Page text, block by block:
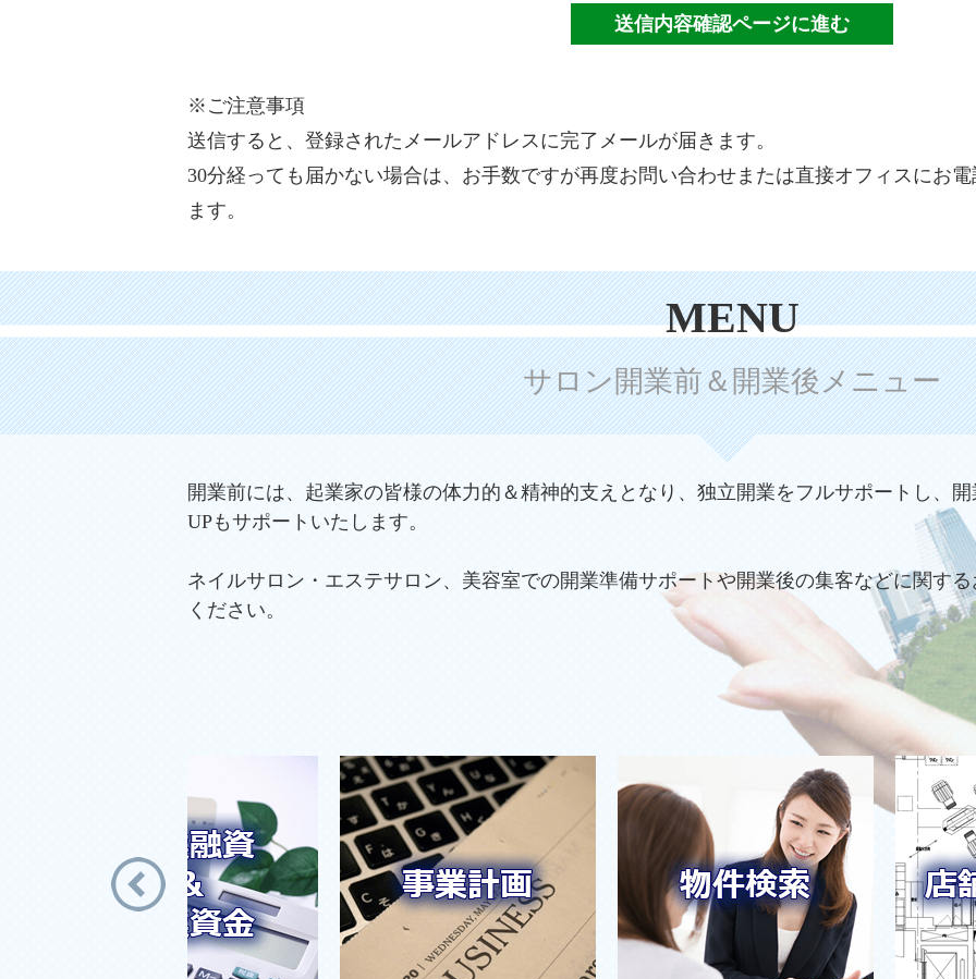
※ご注意事項
送信すると、登録されたメールアドレスに完了メールが届きます。
30分経っても届かない場合は、お手数ですが再度お問い合わせまたは直接オフィスにお
ます。
MENU
サロン開業前＆開業後メニュー
開業前には、起業家の皆様の体力的＆精神的支えとなり、独立開業をフルサポートし、
UPもサポートいたします。
ネイルサロン・エステサロン、美容室での開業準備サポートや開業後の集客などに関す
ください。